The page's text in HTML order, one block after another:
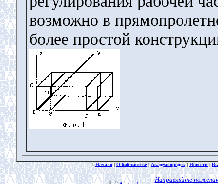
возможно в
более простой
[Начало|О библиотеке| Академгородок|Новости |
Направляйте